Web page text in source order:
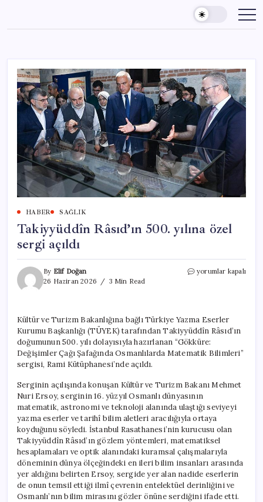
content
HABER SAĞLIK
Takiyyüddîn Râsıd’ın 500. yılına özel
sergi açıldı
By Elif Doğan
26 Haziran 2026
3 Min Read
Takiyyüddîn
sergi
açıldı
için
yorumlar kapalı
Kültür ve Turizm Bakanlığına bağlı Türkiye Yazma Eserler
Kurumu Başkanlığı (TÜYEK) tarafından Takiyyüddîn Râsıd’ın
doğumunun 500. yılı dolayısıyla hazırlanan “Gökküre:
Değişimler Çağı Şafağında Osmanlılarda Matematik Bilimleri”
sergisi, Rami Kütüphanesi’nde açıldı.
Serginin açılışında konuşan Kültür ve Turizm Bakanı Mehmet
Nuri Ersoy, serginin 16. yüzyıl Osmanlı dünyasının
matematik, astronomi ve teknoloji alanında ulaştığı seviyeyi
yazma eserler ve tarihî bilim aletleri aracılığıyla ortaya
koyduğunu söyledi. İstanbul Rasathanesi’nin kurucusu olan
Takiyyüddîn Râsıd’ın gözlem yöntemleri, matematiksel
hesaplamaları ve optik alanındaki kuramsal çalışmalarıyla
döneminin dünya ölçeğindeki en ileri bilim insanları arasında
yer aldığını belirten Ersoy, sergide yer alan nadide eserlerin
de onun temsil ettiği ilmî çevrenin entelektüel derinliğini ve
Osmanlı’nın bilim mirasını gözler önüne serdiğini ifade etti.